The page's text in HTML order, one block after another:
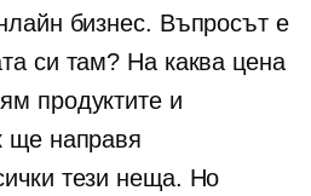
бизнес. Въпросът е
си там? На каква цена
продуктите и
ще направя
тези неща. Но